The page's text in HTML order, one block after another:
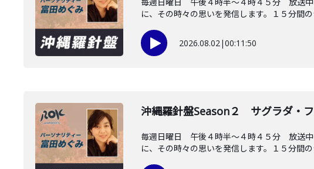
に、その時々の思いを発信します。１５分間
2026.08.02|00:11:50
沖縄羅針盤Season２ サグラダ・
毎週日曜日 午後４時半～４時４５分 放送中
に、その時々の思いを発信します。１５分間